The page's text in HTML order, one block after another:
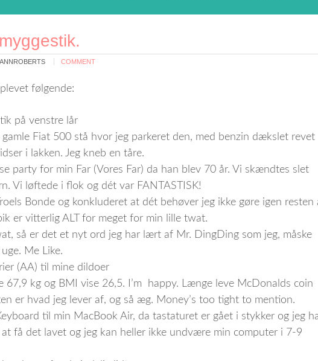
COMMENT
følgende:
på venstre lår
gamle Fiat 500 stå hvor jeg parkeret den, med benzin dækslet revet
i lakken. Jeg kneb en tåre.
party for min Far (Vores Far) da han blev 70 år. Vi skændtes slet
Vi løftede i flok og dét var FANTASTISK!
Bonde og konkluderet at dét behøver jeg ikke gøre igen resten
er vitterlig ALT for meget for min lille twat.
så er det et nyt ord jeg har lært af Mr. DingDing som jeg, måske
Me Like.
(AA) til mine dildoer
67,9 kg og BMI vise 26,5. I’m happy. Længe leve McDonalds coin
er hvad jeg lever af, og så æg. Money’s too tight to mention.
til min MacBook Air, da tastaturet er gået i stykker og jeg
få det lavet og jeg kan heller ikke undvære min computer i 7-9